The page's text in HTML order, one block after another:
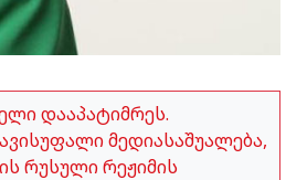
დააპატიმრეს.
მედიასაშუალება,
რუსული რეჟიმის